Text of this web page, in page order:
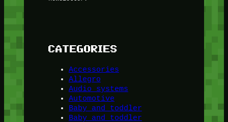
CATEGORIES
Accessories
Allegro
Audio systems
Automotive
Baby and toddler
Baby and toddler